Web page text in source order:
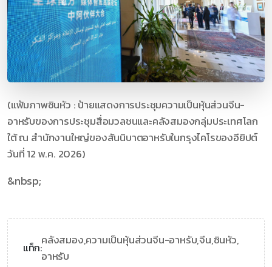
(แฟ้มภาพซินหัว : ป้ายแสดงการประชุมความเป็นหุ้นส่วนจีน-
อาหรับของการประชุมสื่อมวลชนและคลังสมองกลุ่มประเทศโลก
ใต้ ณ สำนักงานใหญ่ของสันนิบาตอาหรับในกรุงไคโรของอียิปต์
วันที่ 12 พ.ค. 2026)
&nbsp;
แท็ก:คลังสมอง,ความเป็นหุ้นส่วนจีน-อาหรับ,จีน,ซินหัว,
อาหรับ